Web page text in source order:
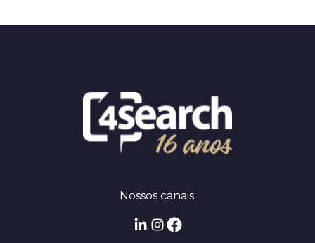
Nossos canais: